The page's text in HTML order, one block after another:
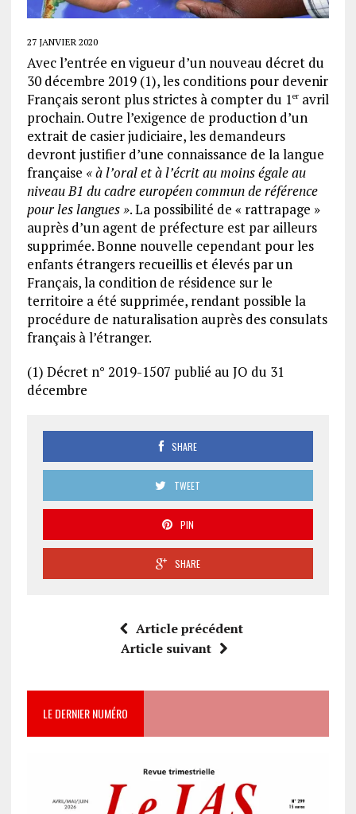
27 JANVIER 2020
Avec l’entrée en vigueur d’un nouveau décret du
30 décembre 2019 (1), les conditions pour devenir
Français seront plus strictes à compter du 1eravril
prochain. Outre l’exigence de production d’un
extrait de casier judiciaire, les demandeurs
devront justifier d’une connaissance de la langue
française « à l’oral et à l’écrit au moins égale au
niveau B1 du cadre européen commun de référence
pour les langues ». La possibilité de « rattrapage »
auprès d’un agent de préfecture est par ailleurs
supprimée. Bonne nouvelle cependant pour les
enfants étrangers recueillis et élevés par un
Français, la condition de résidence sur le
territoire a été supprimée, rendant possible la
procédure de naturalisation auprès des consulats
français à l’étranger.
(1) Décret n° 2019-1507 publié au JO du 31
décembre
SHARE
TWEET
PIN
SHARE
Article précédent
Article suivant
LE DERNIER NUMÉRO